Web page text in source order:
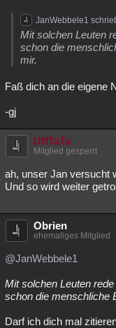
JanWebbele1
Mit solchen Leuten
schon die
mir.
Faß dich an die eigene
-gj
UffTaTa
Mitglied gesperrt
ah, unser Jan versucht
Und so wird weiter
Obrien
ehemaliges Mitglied
@JanWebbele1
Mit solchen Leuten
schon die menschliche
Darf ich dich mal